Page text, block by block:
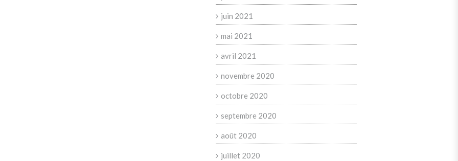
juin 2021
mai 2021
avril 2021
novembre 2020
octobre 2020
septembre 2020
août 2020
juillet 2020